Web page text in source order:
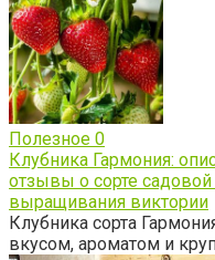
Полезное 0
Клубника Гармония:
отзывы о сорте
выращивания виктории
Клубника сорта
вкусом, ароматом и